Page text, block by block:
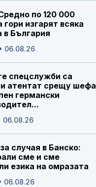
по 120 000
гори изгарят всяка
в България
06.08.26
спецслужби са
атентат срещу шефа
германски
06.08.26
случая в Банско:
сме и сме
езика на омразата
06.08.26